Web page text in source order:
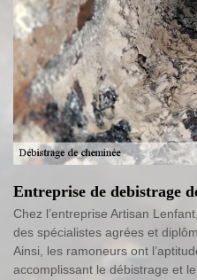
Entreprise de debistrage
Chez l’entreprise Artisan
des spécialistes agrées et
Ainsi, les ramoneurs ont
accomplissant le débistrage et